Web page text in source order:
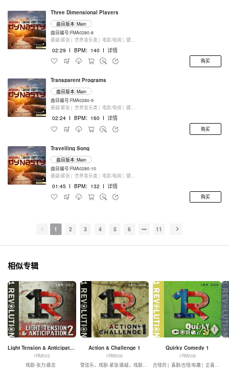
Three Dimensional Players
曲目版本: Main
曲目编号:FMA0280-8
悬疑/紧张 | 世界音乐类 | 电影/电视 | 键盘乐器
02:29 I BPM：140 I 详情
购买
Transparent Programs
曲目版本: Main
曲目编号:FMA0280-9
悬疑/紧张 | 世界音乐类 | 电影/电视 | 键盘乐器
02:24 I BPM：160 I 详情
购买
Travelling Song
曲目版本: Main
曲目编号:FMA0280-10
悬疑/紧张 | 世界音乐类 | 电影/电视 | 键盘乐器
01:45 I BPM：132 I 详情
购买
1 2 3 4 5 6 11
相似专辑
Light Tension & Anticipation 2
1RM002
戏剧-张力/悬念
Action & Challenge 1
1RM006
Quirky Comedy 1
1RM008
古怪的 | 喜剧/古怪/有趣 | 正喜剧